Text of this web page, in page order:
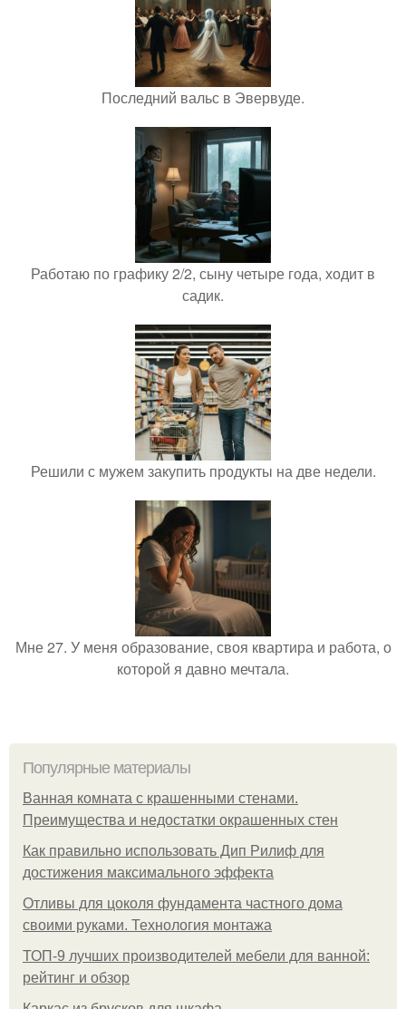
Последний вальс в Эвервуде.
Работаю по графику 2/2, сыну четыре года, ходит в
садик.
Решили с мужем закупить продукты на две недели.
Мне 27. У меня образование, своя квартира и работа, о
которой я давно мечтала.
Популярные материалы
Ванная комната с крашенными стенами.
Преимущества и недостатки окрашенных стен
Как правильно использовать Дип Рилиф для
достижения максимального эффекта
Отливы для цоколя фундамента частного дома
своими руками. Технология монтажа
ТОП-9 лучших производителей мебели для ванной:
рейтинг и обзор